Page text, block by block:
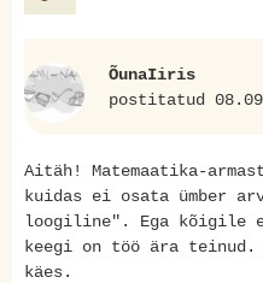
ÕunaIiris
postitatud
Aitäh! Matemaatika-
kuidas ei osata ümber
loogiline". Ega kõigile
keegi on töö ära
käes.